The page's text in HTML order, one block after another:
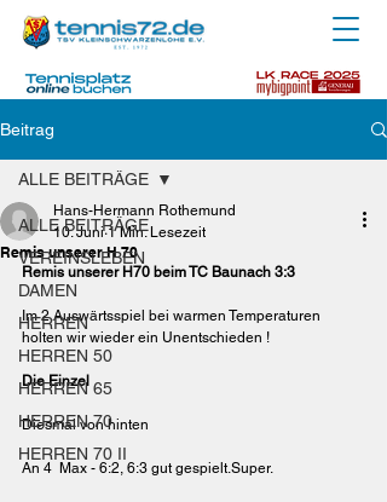
Beitrag
ALLE BEITRÄGE
VEREINSLEBEN
DAMEN
HERREN
HERREN 50
HERREN 65
HERREN 70
HERREN 70 II
ALLE BEITRÄGE
Remis unserer H 70
Hans-Hermann Rothemund
10. Juni 1 Min. Lesezeit
Remis unserer H70 beim TC Baunach 3:3
Im 2.Auswärtsspiel bei warmen Temperaturen
holten wir wieder ein Unentschieden !
Die Einzel
Diesmal von hinten
An 4  Max - 6:2, 6:3 gut gespielt.Super.